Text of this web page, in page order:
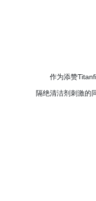
作为添赞
隔绝清洁剂刺激的